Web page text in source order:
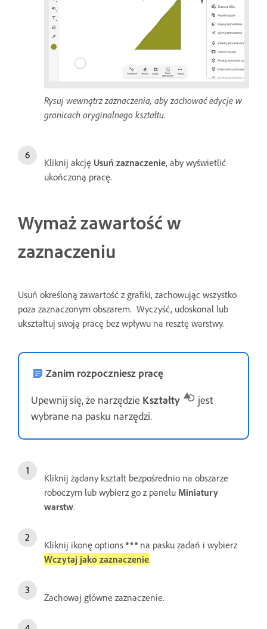
Rysuj wewnątrz zaznaczenia, aby zachować edycje w
granicach oryginalnego kształtu.
Kliknij akcję Usuń zaznaczenie, aby wyświetlić
ukończoną pracę.
Wymaż zawartość w
zaznaczeniu
Usuń określoną zawartość z grafiki, zachowując wszystko
poza zaznaczonym obszarem. Wyczyść, udoskonal lub
ukształtuj swoją pracę bez wpływu na resztę warstwy.
Zanim rozpoczniesz pracę
Upewnij się, że narzędzie Kształty
jest
wybrane na pasku narzędzi.
Kliknij żądany kształt bezpośrednio na obszarze
roboczym lub wybierz go z panelu Miniatury
warstw.
Kliknij ikonę options
na pasku zadań i wybierz
Wczytaj jako zaznaczenie.
Zachowaj główne zaznaczenie.